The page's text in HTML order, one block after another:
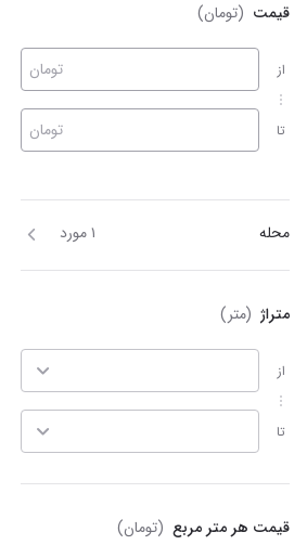
قیمت (تومان)
از
تا
تومان
تومان
محله ۱ مورد
متراژ (متر)
از
تا
قیمت هر متر مربع (تومان)